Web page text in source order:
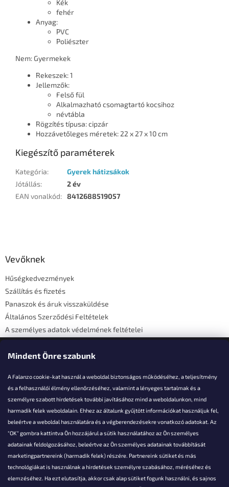
Mindent Önre szabunk
A Falanzo cookie-kat használ a weboldal biztonságos működéséhez, a teljesítmény
és a felhasználói élmény ellenőrzéséhez, valamint a lényeges tartalmak és a
személyre szabott hirdetések további javításához mind a weboldalunkon, mind
harmadik felek weboldalain. Ehhez az általunk gyűjtött információkat használjuk fel,
beleértve a weboldal használatára és a végberendezésekre vonatkozó adatokat. Az
"OK" gombra kattintva Ön hozzájárul a sütik használatához az Ön személyes
adatainak feldolgozásához, beleértve az Ön személyes adatainak továbbítását
marketingpartnereink (harmadik felek) részére. Partnereink sütiket és más
technológiákat is használnak a hirdetések személyre szabásához, méréséhez és
elemzéséhez. Ha ezt elutasítja, akkor csak alap sütiket fogunk használni, és sajnos
Kék
fehér
Anyag:
PVC
Poliészter
Nem: Gyermekek
Rekeszek: 1
Jellemzők:
Felső fül
Alkalmazható csomagtartó kocsihoz
névtábla
Rögzítés típusa: cipzár
Hozzávetőleges méretek: 22 x 27 x 10 cm
Kiegészítő paraméterek
Kategória:
Gyerek hátizsákok
Jótállás:
2 év
EAN vonalkód: 8412688519057
Vevőknek
Hűségkedvezmények
Szállítás és fizetés
Panaszok és áruk visszaküldése
Általános Szerződési Feltételek
A személyes adatok védelmének feltételei
Elérhetőségi adatok
Akarsz kérdezni valamit?
info@falanzo.hu